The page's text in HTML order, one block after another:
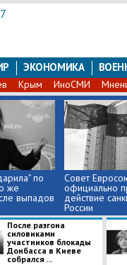
ЭКОНОМИКА
Крым ИноСМИ
по
же
выпадов
Совет
официально
действие
России
После разгона
силовиками
участников блокады
Донбасса в Киеве
собрался ...